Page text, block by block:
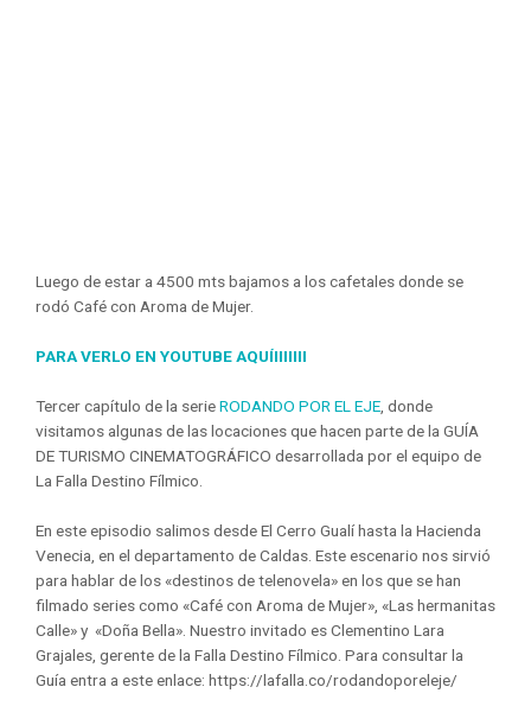
Luego de estar a 4500 mts bajamos a los cafetales donde se
rodó Café con Aroma de Mujer.
PARA VERLO EN YOUTUBE AQUÍIIIIIII
Tercer capítulo de la serieRODANDO POR EL EJE , donde
visitamos algunas de las locaciones que hacen parte de la GUÍA
DE TURISMO CINEMATOGRÁFICO desarrollada por el equipo de
La Falla Destino Fílmico.
En este episodio salimos desde El Cerro Gualí hasta la Hacienda
Venecia, en el departamento de Caldas. Este escenario nos sirvió
para hablar de los «destinos de telenovela» en los que se han
filmado series como «Café con Aroma de Mujer», «Las hermanitas
Calle» y «Doña Bella». Nuestro invitado es Clementino Lara
Grajales, gerente de la Falla Destino Fílmico. Para consultar la
Guía entra a este enlace: https://lafalla.co/rodandoporeleje/